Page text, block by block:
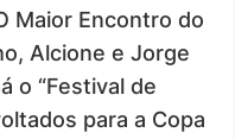
Maior Encontro do
Alcione e Jorge
o “Festival de
para a Copa